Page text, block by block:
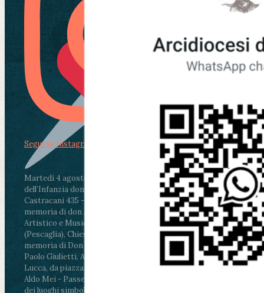
Martedì 4 agosto2026
ore 11:30 - Lucca, Scuola
dell’Infanzia don Aldo Mei - Viale Castruccio
Castracani 435 - Inaugurazione murales in
memoria di don Aldo Mei curato dal Liceo
Artistico e Musicale “Passaglia”
ore 18 - Fiano
(Pescaglia), Chiesa parrocchiale - Messa in
memoria di Don Aldo Mei celebrata da mons.
Paolo Giulietti, Arcivescovo di Lucca
ore 20.30 -
Lucca, da piazza San Michele al Cippo di don
Aldo Mei - Passeggiata della Memoria in alcuni
dei luoghi simbolo della città. Ritrovo alle ore
Segui su Instagram